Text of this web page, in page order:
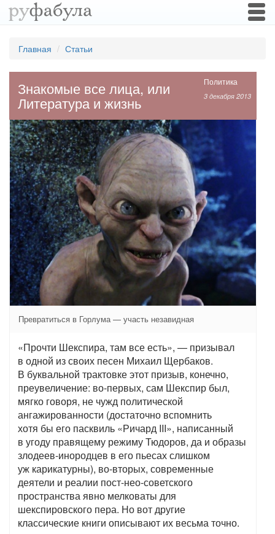
Главная Статьи
Политика
3 декабря 2013
Знакомые все лица, или
Литература и жизнь
Превратиться в Горлума — участь незавидная
«Прочти Шекспира, там все есть», — призывал
в одной из своих песен Михаил Щербаков.
В буквальной трактовке этот призыв, конечно,
преувеличение: во-первых, сам Шекспир был,
мягко говоря, не чужд политической
ангажированности (достаточно вспомнить
хотя бы его пасквиль «Ричард III», написанный
в угоду правящему режиму Тюдоров, да и образы
злодеев-инородцев в его пьесах слишком
уж карикатурны), во-вторых, современные
деятели и реалии пост-нео-советского
пространства явно мелковаты для
шекспировского пера. Но вот другие
классические книги описывают их весьма точно.